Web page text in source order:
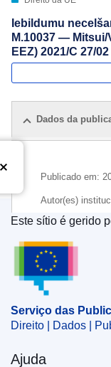
Iebildumu
M.10037 —
EEZ) 2021/C 27/02
Dados da
Publicado em:
Autor(es)
Concorrência(
Tema:
concentrações
plano de
CELEX :
Serviço das
Este sítio é gerido
Serviço das
Direito | Dados |
Ajuda